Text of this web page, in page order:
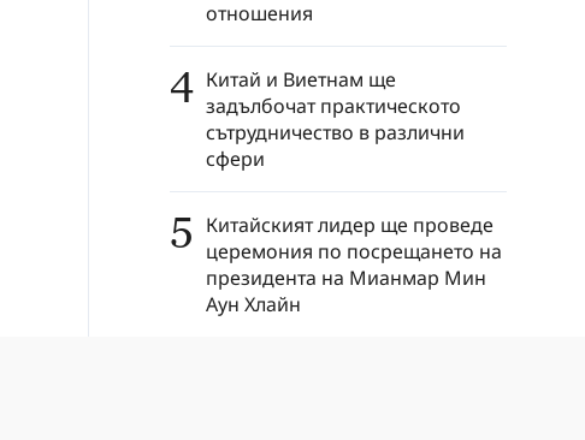
отношения
4 Китай и Виетнам ще
задълбочат практическото
сътрудничество в различни
сфери
5 Китайският лидер ще проведе
церемония по посрещането на
президента на Мианмар Мин
Аун Хлайн